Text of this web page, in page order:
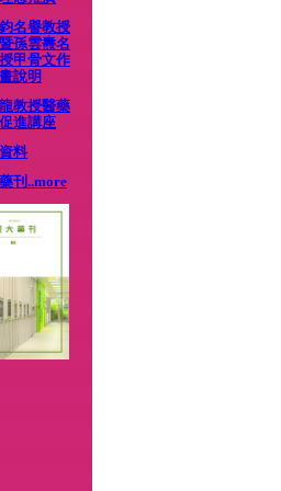
名譽教授
孫雲燾名
甲骨文作
說明
教授醫藥
進講座
料
刊 ..more